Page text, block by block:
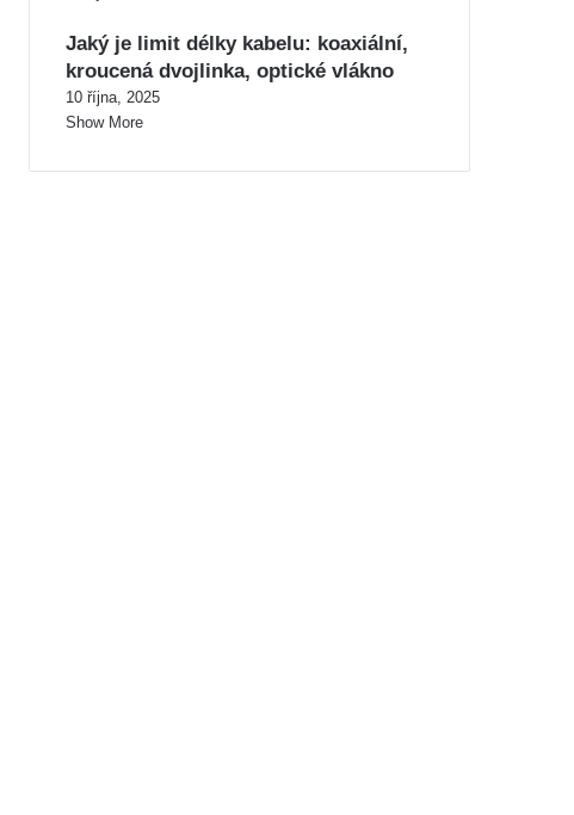
Jaký je limit délky kabelu: koaxiální,
kroucená dvojlinka, optické vlákno
10 října, 2025
Show More